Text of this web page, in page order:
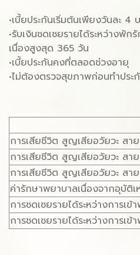
•เบี้ยประกันเริ่มต้นเพียงวันละ 4
•รับเงินชดเชยรายได้ระหว่างพั
เนื่องสูงสุด 365 วัน
•เบี้ยประกันคงที่ตลอดช่วงอายุ
•ไม่ต้องตรวจสุขภาพก่อนทำปร
การเสียชีวิต สูญเสียอวัยวะ สา
การเสียชีวิต สูญเสียอวัยวะ สา
การเสียชีวิต สูญเสียอวัยวะ สา
ค่ารักษาพยาบาลเนื่องจากอุบัติ
การชดเชยรายได้ระหว่างการ
การชดเชยรายได้ระหว่างการ